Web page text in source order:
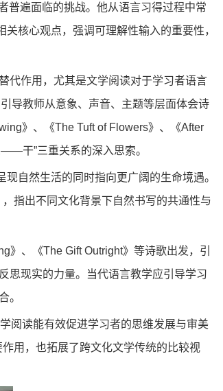
普遍面临的挑战。他从语言习得过程中常
关核心观点，强调可理解性输入的重要性，
代作用，尤其是文学阅读对于学习者语言
导教师从意象、声音、主题等层面体会诗
》、《The Tuft of Flowers》、《After
干”三重关系的深入思索。
自然生活的同时指向更广阔的生命境遇。
指出不同文化背景下自然书写的共通性与
》、《The Gift Outright》等诗歌出发，引
思现实的力量。当代语言教学应引导学习
。
阅读能有效促进学习者的思维发展与审美
用，也拓展了跨文化文学传统的比较视